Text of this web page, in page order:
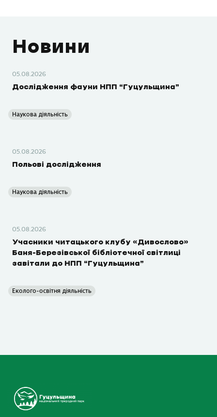
Новини
05.08.2026
Дослідження фауни НПП “Гуцульщина”
Наукова діяльність
05.08.2026
Польові дослідження
Наукова діяльність
05.08.2026
Учасники читацького клубу «Дивослово»
Баня-Березівської бібліотечної світлиці
завітали до НПП “Гуцульщина”
Еколого-освітня діяльність